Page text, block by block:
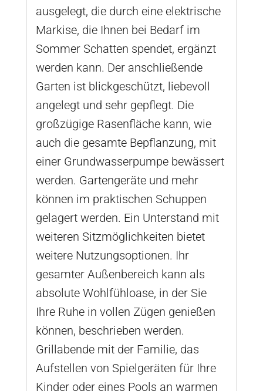
ausgelegt, die durch eine elektrische
Markise, die Ihnen bei Bedarf im
Sommer Schatten spendet, ergänzt
werden kann. Der anschließende
Garten ist blickgeschützt, liebevoll
angelegt und sehr gepflegt. Die
großzügige Rasenfläche kann, wie
auch die gesamte Bepflanzung, mit
einer Grundwasserpumpe bewässert
werden. Gartengeräte und mehr
können im praktischen Schuppen
gelagert werden. Ein Unterstand mit
weiteren Sitzmöglichkeiten bietet
weitere Nutzungsoptionen. Ihr
gesamter Außenbereich kann als
absolute Wohlfühloase, in der Sie
Ihre Ruhe in vollen Zügen genießen
können, beschrieben werden.
Grillabende mit der Familie, das
Aufstellen von Spielgeräten für Ihre
Kinder oder eines Pools an warmen